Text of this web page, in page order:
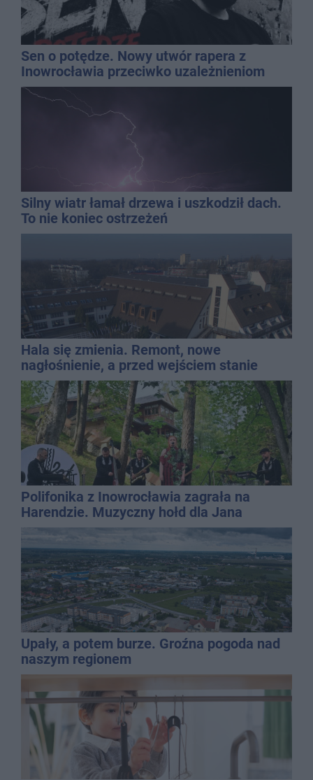
Sen o potędze. Nowy utwór rapera z
Inowrocławia przeciwko uzależnieniom
Silny wiatr łamał drzewa i uszkodził dach.
To nie koniec ostrzeżeń
Hala się zmienia. Remont, nowe
nagłośnienie, a przed wejściem stanie
QEMETICA ARENA
Polifonika z Inowrocławia zagrała na
Harendzie. Muzyczny hołd dla Jana
Kasprowicza
Upały, a potem burze. Groźna pogoda nad
naszym regionem